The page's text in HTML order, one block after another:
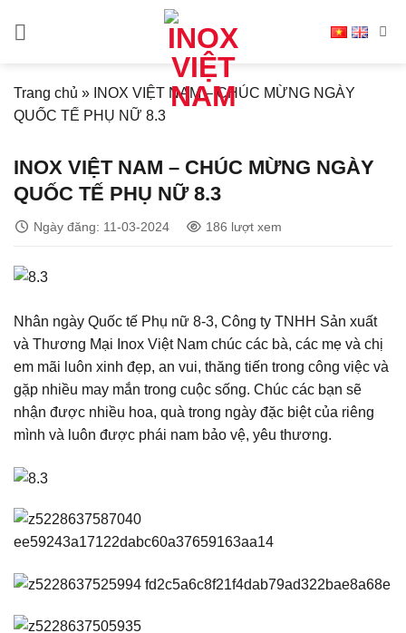
Trang chủ » INOX VIỆT NAM – CHÚC MỪNG NGÀY
QUỐC TẾ PHỤ NỮ 8.3
INOX VIỆT NAM – CHÚC MỪNG NGÀY
QUỐC TẾ PHỤ NỮ 8.3
Ngày đăng: 11-03-2024 186 lượt xem
Nhân ngày Quốc tế Phụ nữ 8-3, Công ty TNHH Sản xuất
và Thương Mại Inox Việt Nam chúc các bà, các mẹ và chị
em mãi luôn xinh đẹp, an vui, thăng tiến trong công việc và
gặp nhiều may mắn trong cuộc sống. Chúc các bạn sẽ
nhận được nhiều hoa, quà trong ngày đặc biệt của riêng
mình và luôn được phái nam bảo vệ, yêu thương.